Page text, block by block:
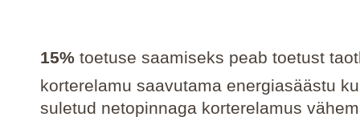
15% toetuse saamiseks peab toetust
korterelamu saavutama energiasäästu
suletud netopinnaga korterelamus